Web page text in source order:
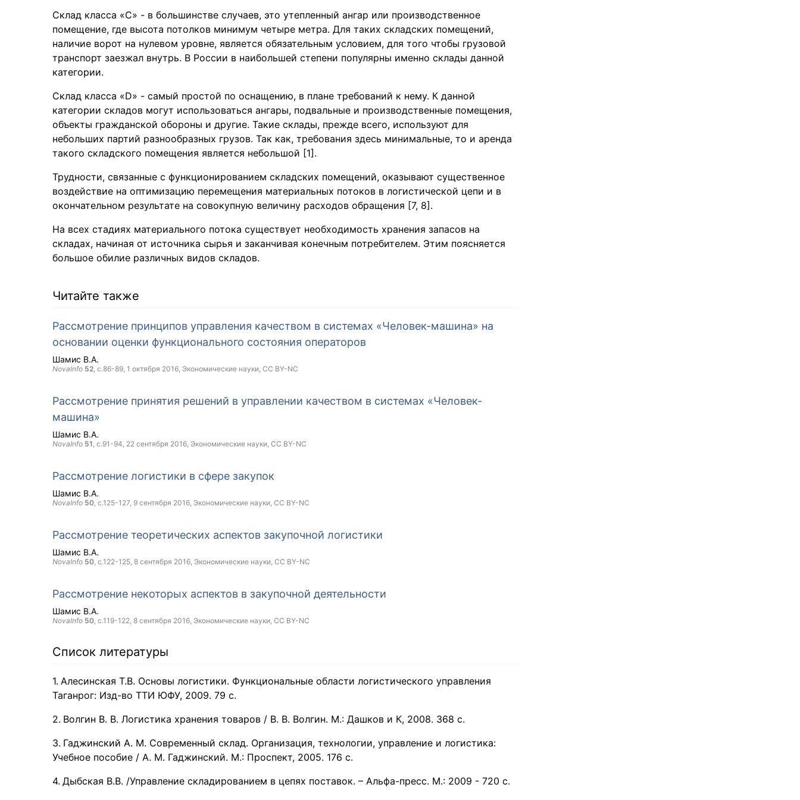
Склад класса «С» - в большинстве случаев, это утепленный ангар или производственное
помещение, где высота потолков минимум четыре метра. Для таких складских помещений,
наличие ворот на нулевом уровне, является обязательным условием, для того чтобы грузовой
транспорт заезжал внутрь. В России в наибольшей степени популярны именно склады данной
категории.
Склад класса «D» - самый простой по оснащению, в плане требований к нему. К данной
категории складов могут использоваться ангары, подвальные и производственные помещения,
объекты гражданской обороны и другие. Такие склады, прежде всего, используют для
небольших партий разнообразных грузов. Так как, требования здесь минимальные, то и аренда
такого складского помещения является небольшой [1].
Трудности, связанные с функционированием складских помещений, оказывают существенное
воздействие на оптимизацию перемещения материальных потоков в логистической цепи и в
окончательном результате на совокупную величину расходов обращения [7, 8].
На всех стадиях материального потока существует необходимость хранения запасов на
складах, начиная от источника сырья и заканчивая конечным потребителем. Этим поясняется
большое обилие различных видов складов.
Читайте также
Рассмотрение принципов управления качеством в системах «Человек-машина» на
основании оценки функционального состояния операторов
Шамис В.А.
NovaInfo 52, с.86-89, 1 октября 2016, Экономические науки, CC BY-NC
Рассмотрение принятия решений в управлении качеством в системах «Человек-
машина»
Шамис В.А.
NovaInfo 51, с.91-94, 22 сентября 2016, Экономические науки, CC BY-NC
Рассмотрение логистики в сфере закупок
Шамис В.А.
NovaInfo 50, с.125-127, 9 сентября 2016, Экономические науки, CC BY-NC
Рассмотрение теоретических аспектов закупочной логистики
Шамис В.А.
NovaInfo 50, с.122-125, 8 сентября 2016, Экономические науки, CC BY-NC
Рассмотрение некоторых аспектов в закупочной деятельности
Шамис В.А.
NovaInfo 50, с.119-122, 8 сентября 2016, Экономические науки, CC BY-NC
Список литературы
Алесинская Т.В. Основы логистики. Функциональные области логистического управления
Таганрог: Изд-во ТТИ ЮФУ, 2009. 79 с.
Волгин В. В. Логистика хранения товаров / В. В. Волгин. М.: Дашков и К, 2008. 368 с.
Гаджинский А. М. Современный склад. Организация, технологии, управление и логистика:
Учебное пособие / А. М. Гаджинский. М.: Проспект, 2005. 176 с.
Дыбская В.В. /Управление складированием в цепях поставок. – Альфа-пресс. М.: 2009 - 720 с.